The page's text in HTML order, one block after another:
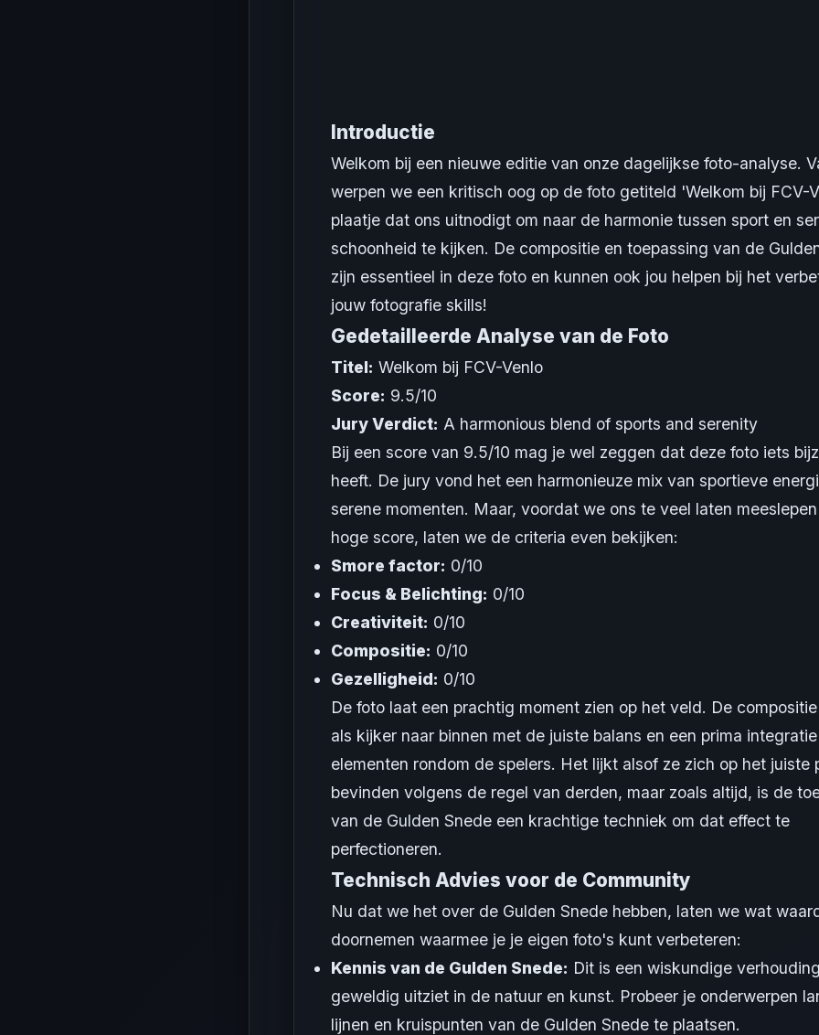
Introductie
Welkom bij een nieuwe editie van onze dagelijkse foto-analyse.
werpen we een kritisch oog op de foto getiteld 'Welkom bij FCV-
plaatje dat ons uitnodigt om naar de harmonie tussen sport en
schoonheid te kijken. De compositie en toepassing van de
zijn essentieel in deze foto en kunnen ook jou helpen bij het
jouw fotografie skills!
Gedetailleerde Analyse van de Foto
Titel: Welkom bij FCV-Venlo
Score: 9.5/10
Jury Verdict: A harmonious blend of sports and serenity
Bij een score van 9.5/10 mag je wel zeggen dat deze foto iets
heeft. De jury vond het een harmonieuze mix van sportieve
serene momenten. Maar, voordat we ons te veel laten
hoge score, laten we de criteria even bekijken:
Smore factor: 0/10
Focus & Belichting: 0/10
Creativiteit: 0/10
Compositie: 0/10
Gezelligheid: 0/10
De foto laat een prachtig moment zien op het veld. De
als kijker naar binnen met de juiste balans en een prima
elementen rondom de spelers. Het lijkt alsof ze zich op het juiste
bevinden volgens de regel van derden, maar zoals altijd, is de
van de Gulden Snede een krachtige techniek om dat effect te
perfectioneren.
Technisch Advies voor de Community
Nu dat we het over de Gulden Snede hebben, laten we wat
doornemen waarmee je je eigen foto's kunt verbeteren:
Kennis van de Gulden Snede: Dit is een wiskundige
geweldig uitziet in de natuur en kunst. Probeer je onderwerpen
lijnen en kruispunten van de Gulden Snede te plaatsen.